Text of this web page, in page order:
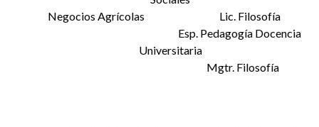
Negocios Agrícolas Lic. Filosofía
Esp. Pedagogía Docencia
Universitaria
Mgtr. Filosofía